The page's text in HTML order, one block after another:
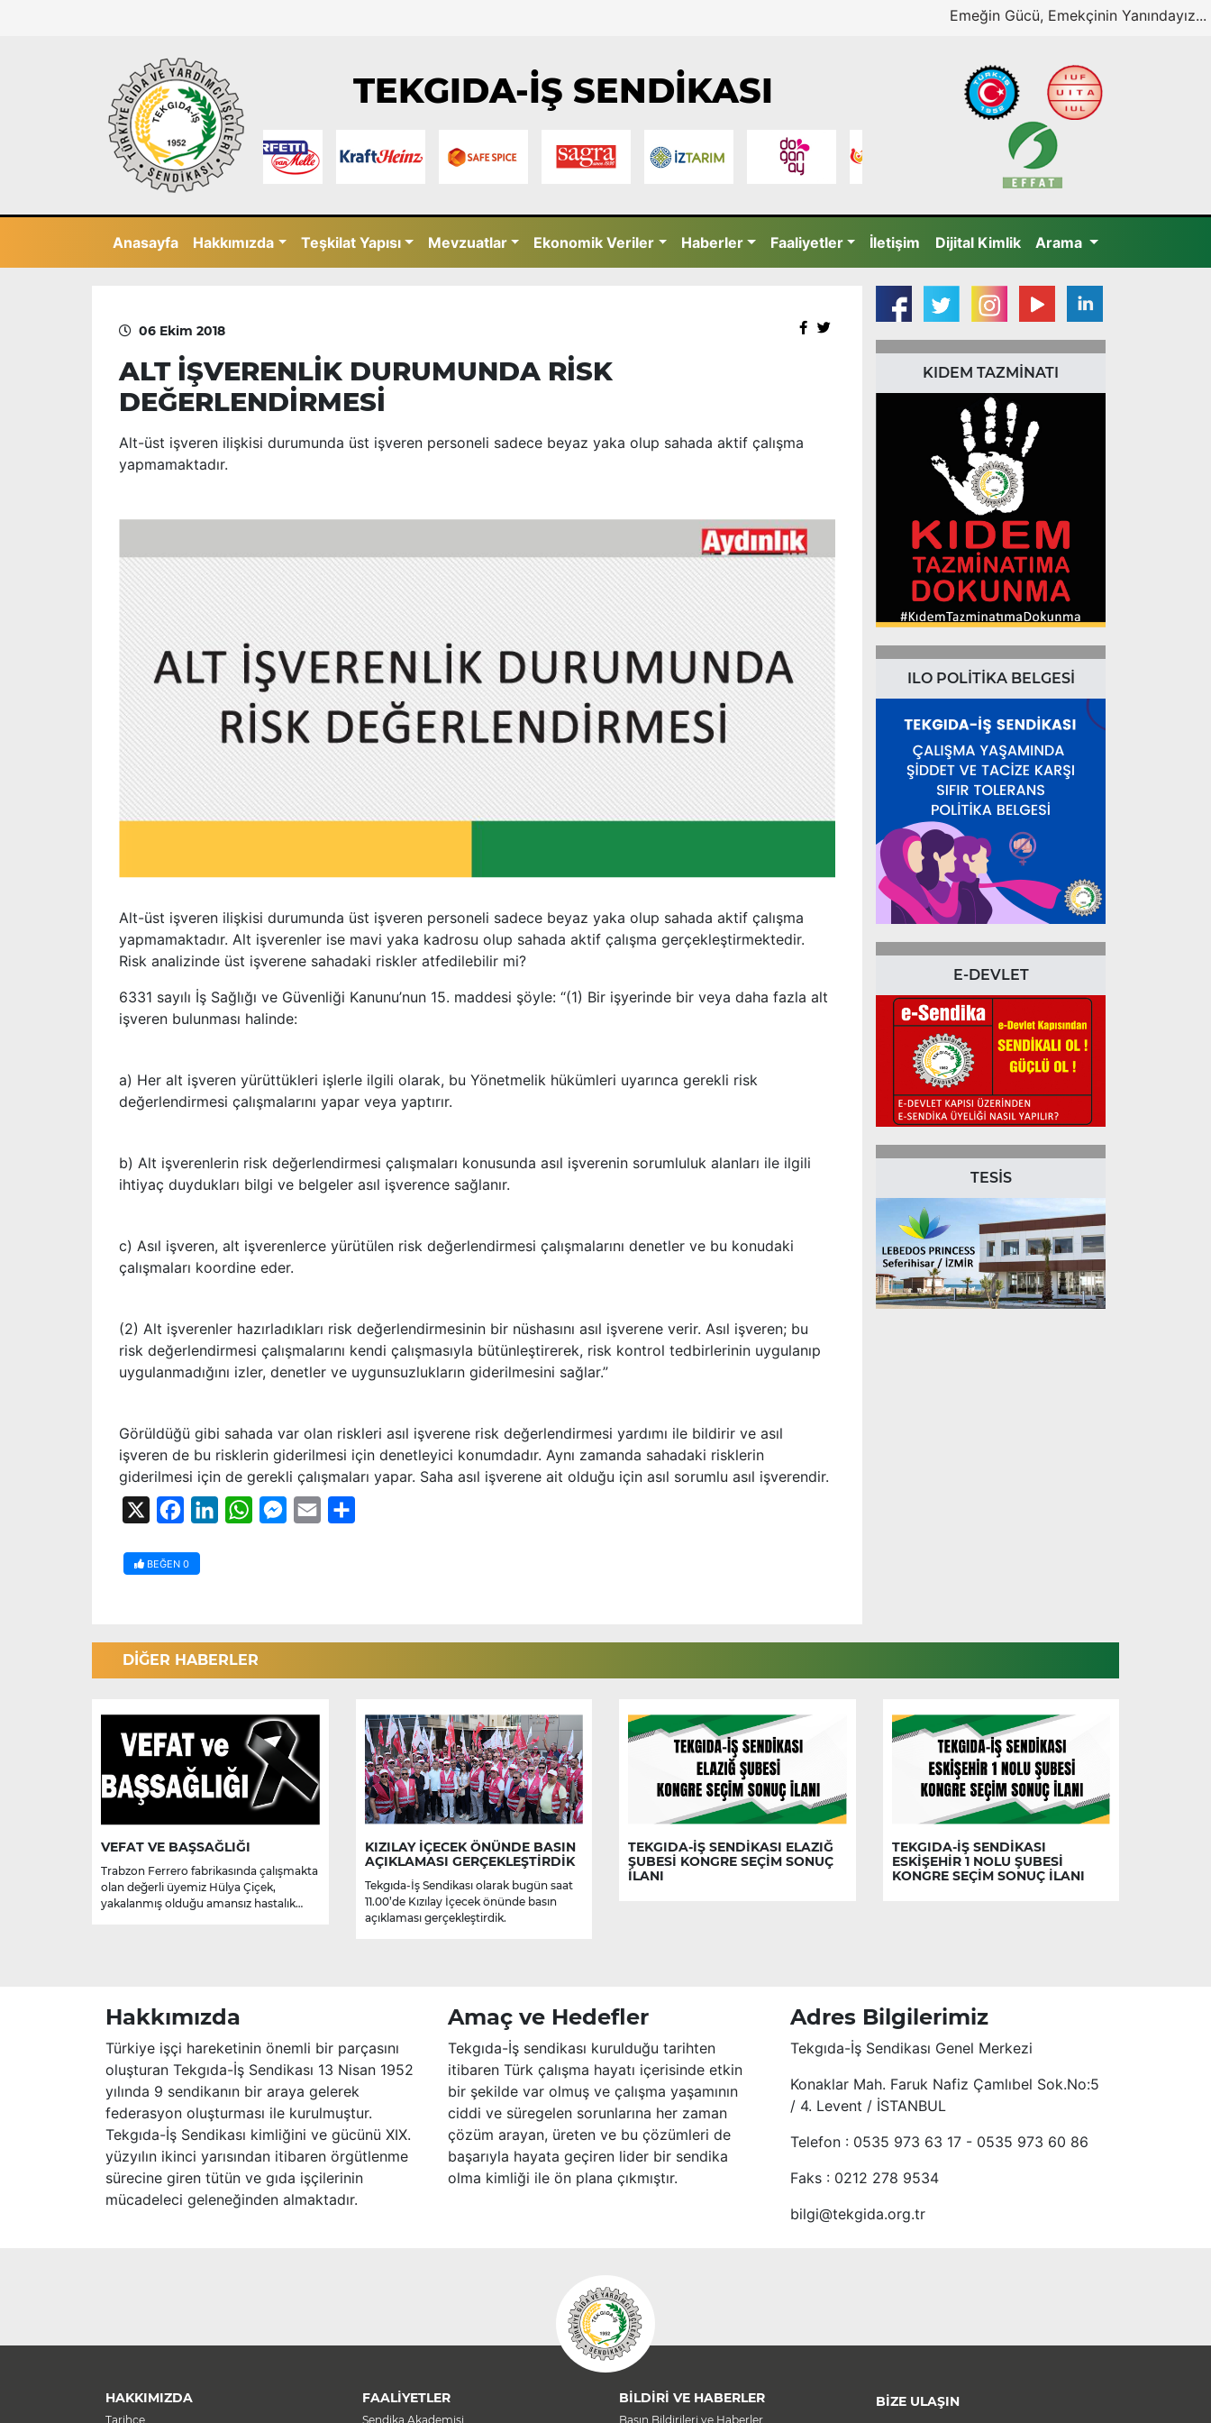
Emeğin Gücü, Emekçinin Yanındayız...
TEKGIDA-İŞ SENDİKASI
Anasayfa Hakkımızda Teşkilat Yapısı Mevzuatlar Ekonomik Veriler Haberler Faaliyetler İletişim Dijital Kimlik Arama
06 Ekim 2018
ALT İŞVERENLİK DURUMUNDA RİSK
DEĞERLENDİRMESİ
Alt-üst işveren ilişkisi durumunda üst işveren personeli sadece beyaz yaka olup sahada aktif çalışma
yapmamaktadır.
Alt-üst işveren ilişkisi durumunda üst işveren personeli sadece beyaz yaka olup sahada aktif çalışma
yapmamaktadır. Alt işverenler ise mavi yaka kadrosu olup sahada aktif çalışma gerçekleştirmektedir.
Risk analizinde üst işverene sahadaki riskler atfedilebilir mi?
6331 sayılı İş Sağlığı ve Güvenliği Kanunu’nun 15. maddesi şöyle: “(1) Bir işyerinde bir veya daha fazla alt
işveren bulunması halinde:
a) Her alt işveren yürüttükleri işlerle ilgili olarak, bu Yönetmelik hükümleri uyarınca gerekli risk
değerlendirmesi çalışmalarını yapar veya yaptırır.
b) Alt işverenlerin risk değerlendirmesi çalışmaları konusunda asıl işverenin sorumluluk alanları ile ilgili
ihtiyaç duydukları bilgi ve belgeler asıl işverence sağlanır.
c) Asıl işveren, alt işverenlerce yürütülen risk değerlendirmesi çalışmalarını denetler ve bu konudaki
çalışmaları koordine eder.
(2) Alt işverenler hazırladıkları risk değerlendirmesinin bir nüshasını asıl işverene verir. Asıl işveren; bu
risk değerlendirmesi çalışmalarını kendi çalışmasıyla bütünleştirerek, risk kontrol tedbirlerinin uygulanıp
uygulanmadığını izler, denetler ve uygunsuzlukların giderilmesini sağlar.”
Görüldüğü gibi sahada var olan riskleri asıl işverene risk değerlendirmesi yardımı ile bildirir ve asıl
işveren de bu risklerin giderilmesi için denetleyici konumdadır. Aynı zamanda sahadaki risklerin
giderilmesi için de gerekli çalışmaları yapar. Saha asıl işverene ait olduğu için asıl sorumlu asıl işverendir.
FacebookLinkedInWhatsAppMessenger
Email
BEĞEN 0
KIDEM TAZMİNATI
ILO POLİTİKA BELGESİ
E-DEVLET
TESİS
DİĞER HABERLER
VEFAT VE BAŞSAĞLIĞI
Trabzon Ferrero fabrikasında çalışmakta
olan değerli üyemiz Hülya Çiçek,
yakalanmış olduğu amansız hastalık
KIZILAY İÇECEK ÖNÜNDE BASIN
AÇIKLAMASI GERÇEKLEŞTİRDİK
Tekgıda-İş Sendikası olarak bugün saat
11.00’de Kızılay İçecek önünde basın
açıklaması gerçekleştirdik.
TEKGIDA-İŞ SENDİKASI ELAZIĞ
ŞUBESİ KONGRE SEÇİM SONUÇ
İLANI
TEKGIDA-İŞ SENDİKASI
ESKİŞEHİR 1 NOLU ŞUBESİ
KONGRE SEÇİM SONUÇ İLANI
Hakkımızda
Türkiye işçi hareketinin önemli bir parçasını
oluşturan Tekgıda-İş Sendikası 13 Nisan 1952
yılında 9 sendikanın bir araya gelerek
federasyon oluşturması ile kurulmuştur.
Tekgıda-İş Sendikası kimliğini ve gücünü XIX.
yüzyılın ikinci yarısından itibaren örgütlenme
sürecine giren tütün ve gıda işçilerinin
mücadeleci geleneğinden almaktadır.
Amaç ve Hedefler
Tekgıda-İş sendikası kurulduğu tarihten
itibaren Türk çalışma hayatı içerisinde etkin
bir şekilde var olmuş ve çalışma yaşamının
ciddi ve süregelen sorunlarına her zaman
çözüm arayan, üreten ve bu çözümleri de
başarıyla hayata geçiren lider bir sendika
olma kimliği ile ön plana çıkmıştır.
Adres Bilgilerimiz
Tekgıda-İş Sendikası Genel Merkezi
Konaklar Mah. Faruk Nafiz Çamlıbel Sok.No:5
/ 4. Levent / İSTANBUL
Telefon : 0535 973 63 17 - 0535 973 60 86
Faks : 0212 278 9534
bilgi@tekgida.org.tr
HAKKIMIZDA
Tarihçe
FAALİYETLER
Sendika Akademisi
BİLDİRİ VE HABERLER
Basın Bildirileri ve Haberler
BİZE ULAŞIN